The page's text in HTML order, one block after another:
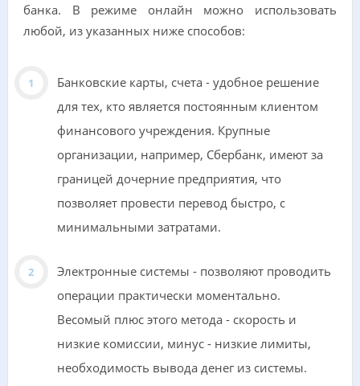
банка. В режиме онлайн можно использовать
любой, из указанных ниже способов:
Банковские карты, счета - удобное решение
для тех, кто является постоянным клиентом
финансового учреждения. Крупные
организации, например, Сбербанк, имеют за
границей дочерние предприятия, что
позволяет провести перевод быстро, с
минимальными затратами.
Электронные системы - позволяют проводить
операции практически моментально.
Весомый плюс этого метода - скорость и
низкие комиссии, минус - низкие лимиты,
необходимость вывода денег из системы.